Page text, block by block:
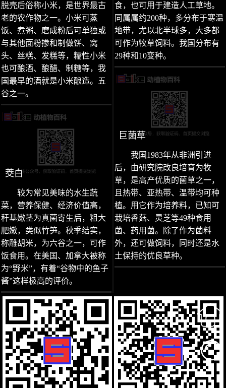
脱壳后俗称小米，是世界最古
老的农作物之一。小米可蒸
饭、煮粥、磨成粉后可单独或
与其他面粉掺和制做饼、窝
头、丝糕、发糕等，糯性小米
也可酿酒、酿醋、制糖等，我
国最早的酒就是小米酿造。五
谷之一。
茭白
较为常见美味的水生蔬
菜，营养保健、经济价值高，
秆基嫩茎为真菌寄生后，粗大
肥嫩，类似竹笋。秋季结实，
称雕胡米，为六谷之一，可作
饭食用。在美国、加拿大被称
为“野米”，有着“谷物中的鱼子
酱”这样极高的评价。
食，也可用于建造人工草地。
同属属约200种，多分布于寒温
地带，尤以北半球多，大多都
可作为牧草饲料。我国分布有
29种和10变种。
巨菌草
我国1983年从非洲引进
后，由研究院改良培育为牧
草，是高产优质的菌草之一，
且热带、亚热带、温带均可种
植。用它作为培养料，已知可
栽培香菇、灵芝等49种食用
菌、药用菌。除了作为菌料
外，还可做饲料，同时还是水
土保持的优良草种。